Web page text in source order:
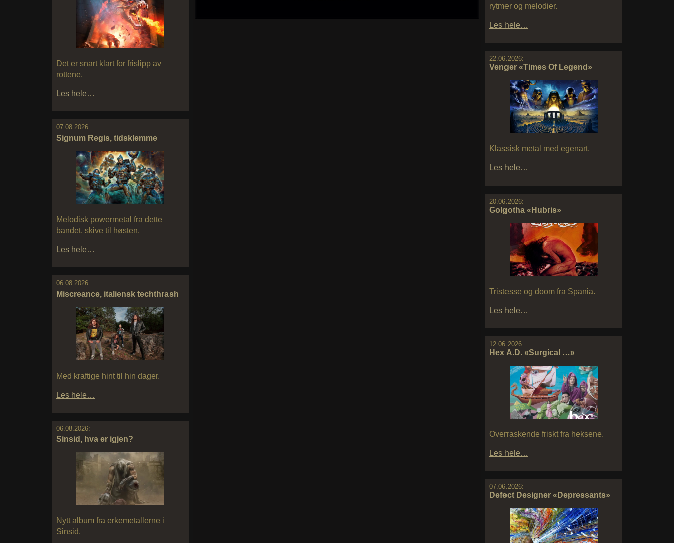
Det er snart klart for frislipp av
rottene.
Les hele…
07.08.2026:
Signum Regis, tidsklemme
Melodisk powermetal fra dette
bandet, skive til høsten.
Les hele…
06.08.2026:
Miscreance, italiensk techthrash
Med kraftige hint til hin dager.
Les hele…
06.08.2026:
Sinsid, hva er igjen?
Nytt album fra erkemetallerne i
Sinsid.
rytmer og melodier.
Les hele…
22.06.2026:
Venger «Times Of Legend»
Klassisk metal med egenart.
Les hele…
20.06.2026:
Golgotha «Hubris»
Tristesse og doom fra Spania.
Les hele…
12.06.2026:
Hex A.D. «Surgical …»
Overraskende friskt fra heksene.
Les hele…
07.06.2026:
Defect Designer «Depressants»